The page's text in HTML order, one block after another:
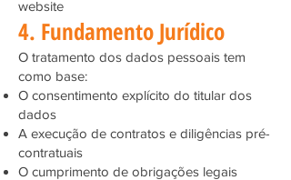
website
4. Fundamento Jurídico
O tratamento dos dados pessoais tem
como base:
O consentimento explícito do titular dos
dados
A execução de contratos e diligências pré-
contratuais
O cumprimento de obrigações legais